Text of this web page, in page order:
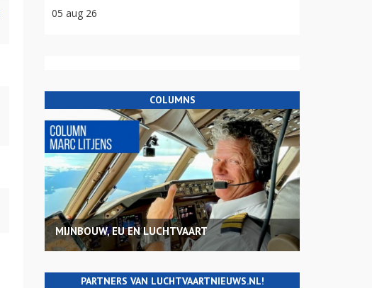
05 aug 26
COLUMNS
MIJNBOUW, EU EN LUCHTVAART
PARTNERS VAN LUCHTVAARTNIEUWS.NL!